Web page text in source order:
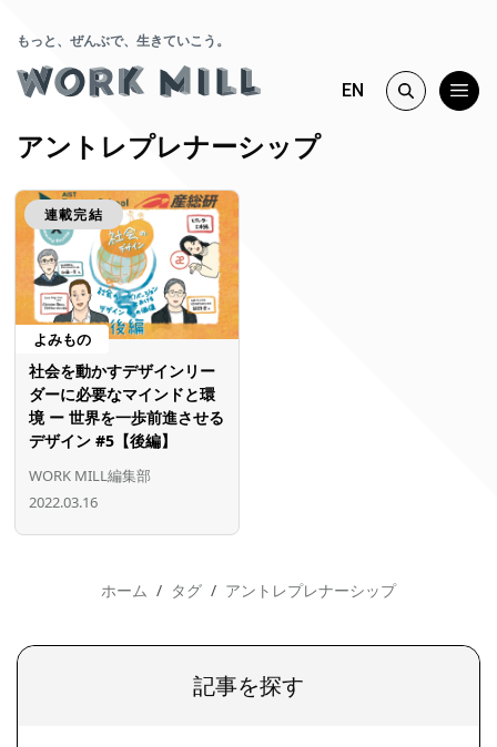
もっと、ぜんぶで、生きていこう。
EN
アントレプレナーシップ
連載完結
よみもの
社会を動かすデザインリー
ダーに必要なマインドと環
境 ー 世界を一歩前進させる
デザイン #5【後編】
WORK MILL編集部
2022.03.16
ホーム タグ アントレプレナーシップ
記事を探す